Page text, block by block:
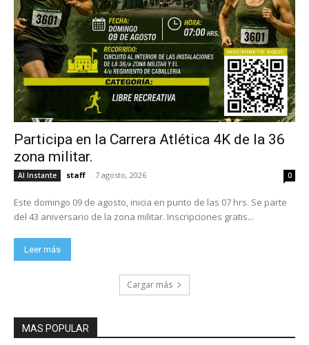
Participa en la Carrera Atlética 4K de la 36
zona militar.
Al Instante staff - 7 agosto, 2026 0
Este domingo 09 de agosto, inicia en punto de las 07 hrs. Se parte
del 43 aniversario de la zona militar. Inscripciones gratis...
Leer más
Cargar más
MAS POPULAR